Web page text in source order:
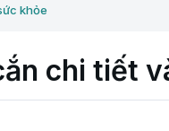
khỏe
chi tiết